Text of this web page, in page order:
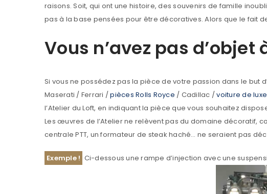
raisons. Soit, qui ont une histoire, des souvenirs de famille
pas à la base pensées pour être décoratives. Alors que le fait
Vous n’avez pas
Si vous ne possédez pas la pièce de votre passion dans le but
Maserati / Ferrari /pièces Rolls Royce / Cadillac /voiture de
l’Atelier du Loft, en indiquant la pièce que vous souhaitez
Les œuvres de l’Atelier ne relèvent pas du domaine décoratif,
centrale PTT, un formateur de steak haché… ne seraient pas
Exemple ! Ci-dessous une rampe d’injection avec une